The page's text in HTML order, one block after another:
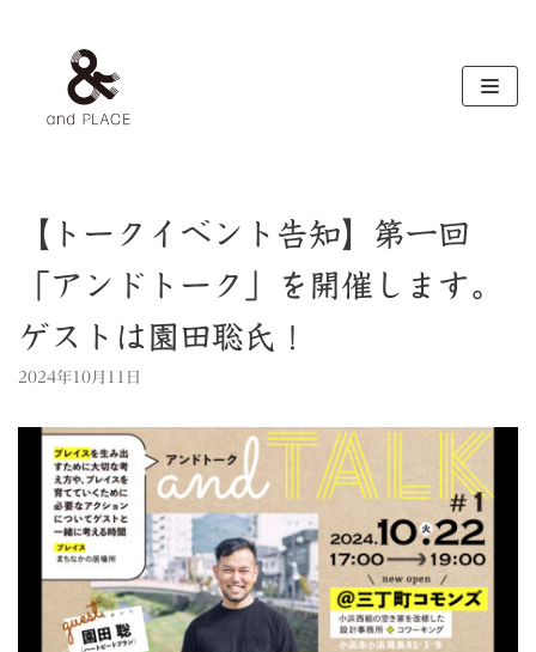
ッ
【トークイベント告知】第一回
「アンドトーク」を開催します。
ゲストは園田聡氏！
2024年10月11日